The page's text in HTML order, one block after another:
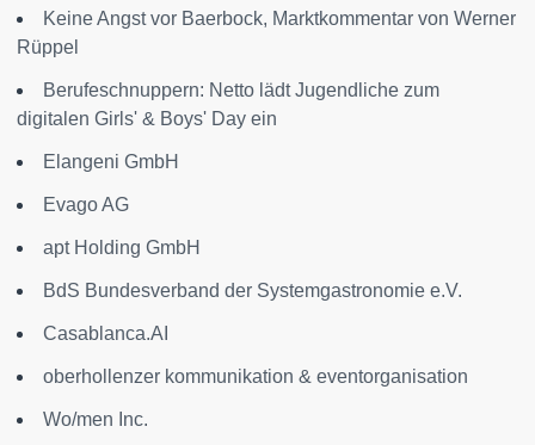
Keine Angst vor Baerbock, Marktkommentar von Werner
Rüppel
Berufeschnuppern: Netto lädt Jugendliche zum
digitalen Girls' & Boys' Day ein
Elangeni GmbH
Evago AG
apt Holding GmbH
BdS Bundesverband der Systemgastronomie e.V.
Casablanca.AI
oberhollenzer kommunikation & eventorganisation
Wo/men Inc.